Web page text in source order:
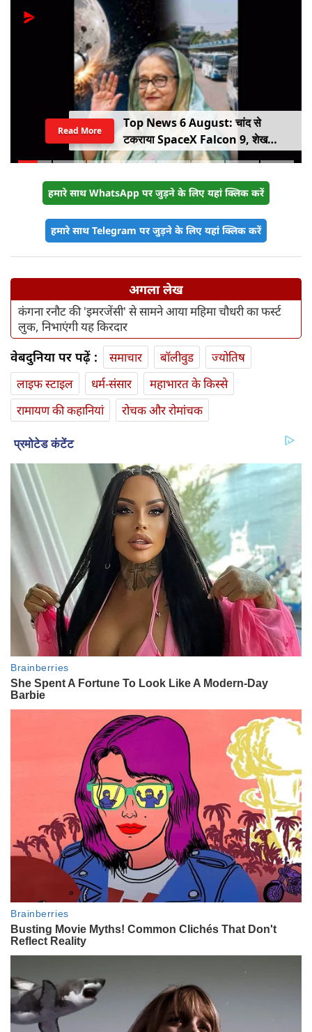
Top News 6 August: चांद से
टकराया SpaceX Falcon 9, शेख
हसीना की घर वापसी का ऐलान, MP में बस
Read More
हमारे साथ WhatsApp पर जुड़ने के लिए यहां क्लिक करें
हमारे साथ Telegram पर जुड़ने के लिए यहां क्लिक करें
अगला लेख
कंगना रनौट की 'इमरजेंसी' से सामने आया महिमा चौधरी का फर्स्ट
लुक, निभाएंगी यह किरदार
वेबदुनिया पर पढ़ें : समाचार बॉलीवुड
ज्योतिष
लाइफ स्‍टाइल
धर्म-संसार
महाभारत के किस्से
रामायण की कहानियां
रोचक और रोमांचक